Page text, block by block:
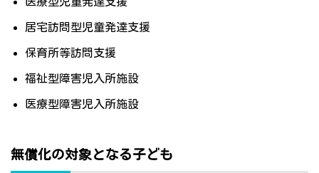
居宅訪問型児童発達支援
保育所等訪問支援
福祉型障害児入所施設
医療型障害児入所施設
無償化の対象となる子ども